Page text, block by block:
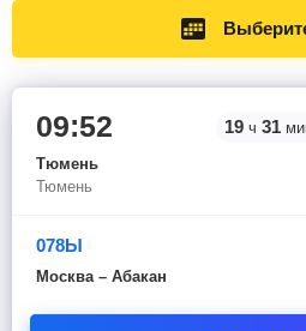
09:52
Тюмень
Тюмень
19 ч 31
078Ы
Москва – Абакан